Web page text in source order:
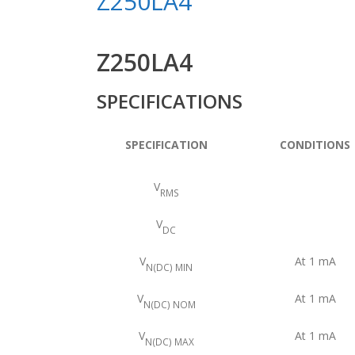
Z250LA4
SPECIFICATIONS
SPECIFICATION CONDITIONS
VRMS
VDC
VN(DC) MIN At 1 mA
VN(DC) NOM At 1 mA
VN(DC) MAX At 1 mA